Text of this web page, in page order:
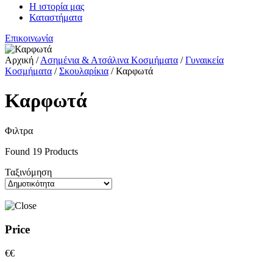
Η ιστορία μας
Καταστήματα
Επικοινωνία
Αρχική /Ασημένια & Ατσάλινα Κοσμήματα /Γυναικεία
Κοσμήματα /Σκουλαρίκια /Καρφωτά
Καρφωτά
Φιλτρα
Found 19 Products
Ταξινόμηση
Price
€€